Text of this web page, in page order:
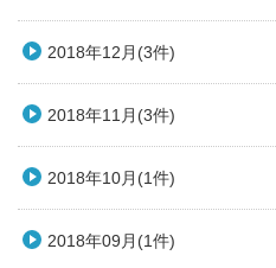
2018年12月(3件)
2018年11月(3件)
2018年10月(1件)
2018年09月(1件)